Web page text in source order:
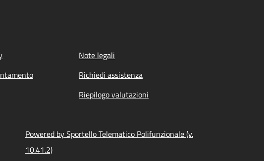
Note legali
Richiedi assistenza
Riepilogo valutazioni
Powered by Sportello Telematico Polifunzionale (v.
10.41.2)